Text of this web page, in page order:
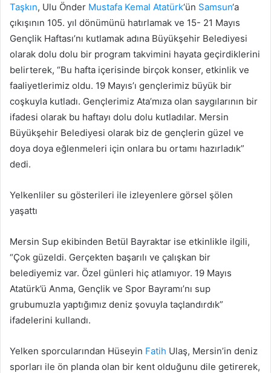
Taşkın, Ulu Önder Mustafa Kemal Atatürk‘ün Samsun‘a
çıkışının 105. yıl dönümünü hatırlamak ve 15- 21 Mayıs
Gençlik Haftası’nı kutlamak adına Büyükşehir Belediyesi
olarak dolu dolu bir program takvimini hayata geçirdiklerini
belirterek, “Bu hafta içerisinde birçok konser, etkinlik ve
faaliyetlerimiz oldu. 19 Mayıs’ı gençlerimiz büyük bir
coşkuyla kutladı. Gençlerimiz Ata’mıza olan saygılarının bir
ifadesi olarak bu haftayı dolu dolu kutladılar. Mersin
Büyükşehir Belediyesi olarak biz de gençlerin güzel ve
doya doya eğlenmeleri için onlara bu ortamı hazırladık”
dedi.
Yelkenliler su gösterileri ile izleyenlere görsel şölen
yaşattı
Mersin Sup ekibinden Betül Bayraktar ise etkinlikle ilgili,
“Çok güzeldi. Gerçekten başarılı ve çalışkan bir
belediyemiz var. Özel günleri hiç atlamıyor. 19 Mayıs
Atatürk’ü Anma, Gençlik ve Spor Bayramı’nı sup
grubumuzla yaptığımız deniz şovuyla taçlandırdık”
ifadelerini kullandı.
Yelken sporcularından Hüseyin Fatih Ulaş, Mersin’in deniz
sporları ile ön planda olan bir kent olduğunu dile getirerek,